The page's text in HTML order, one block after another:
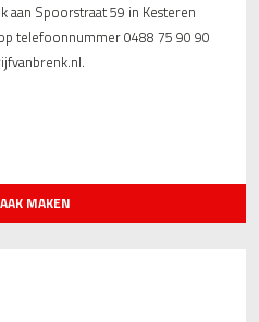
MAKEN
aan Spoorstraat 59 in Kesteren
telefoonnummer 0488 75 90 90